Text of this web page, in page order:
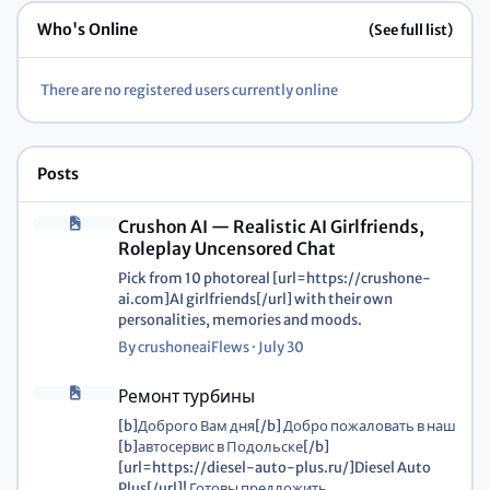
Who's Online (See full list)
There are no registered users currently online
Posts
Crushon AI — Realistic AI Girlfriends,
Roleplay Uncensored Chat
Pick from 10 photoreal [url=https://crushone-
ai.com]AI girlfriends[/url] with their own
personalities, memories and moods.
BycrushoneaiFlews· July 30
Ремонт турбины
[b]Доброго Вам дня[/b] Добро пожаловать в наш
[b]автосервис в Подольске[/b]
[url=https://diesel-auto-plus.ru/]Diesel Auto